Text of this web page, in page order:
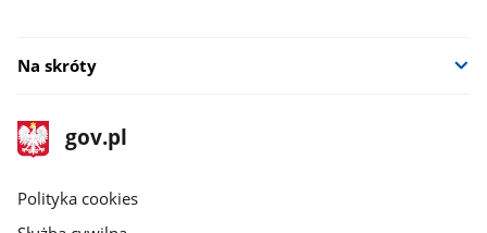
Na skróty
stopka
gov.pl
Strona
gov.pl
gov.pl
Polityka cookies